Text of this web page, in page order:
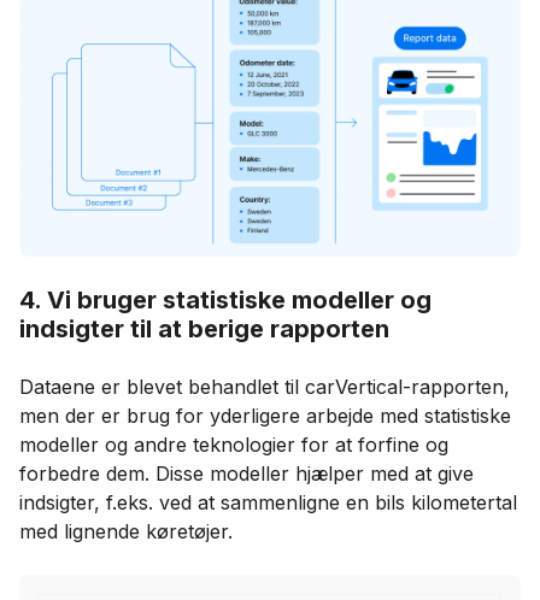
4. Vi bruger statistiske modeller og
indsigter til at berige rapporten
Dataene er blevet behandlet til carVertical-rapporten,
men der er brug for yderligere arbejde med statistiske
modeller og andre teknologier for at forfine og
forbedre dem. Disse modeller hjælper med at give
indsigter, f.eks. ved at sammenligne en bils kilometertal
med lignende køretøjer.